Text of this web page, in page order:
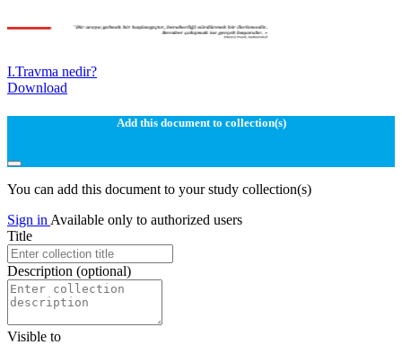
I.Travma nedir?
Download
Add this document to collection(s)
You can add this document to your study collection(s)
Sign in Available only to authorized users
Title
Description (optional)
Visible to